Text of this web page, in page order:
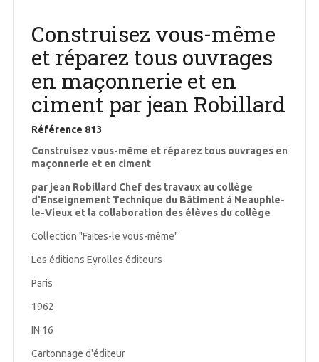
Construisez vous-même
et réparez tous ouvrages
en maçonnerie et en
ciment par jean Robillard
Référence 813
Construisez vous-même et réparez tous ouvrages en
maçonnerie et en ciment
par jean Robillard Chef des travaux au collège
d'Enseignement Technique du Bâtiment à Neauphle-
le-Vieux et la collaboration des élèves du collège
Collection "Faites-le vous-même"
Les éditions Eyrolles éditeurs
Paris
1962
IN 16
Cartonnage d'éditeur